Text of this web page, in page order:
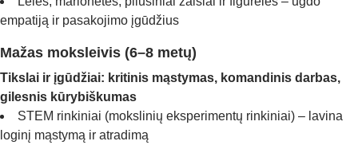
empatiją ir pasakojimo įgūdžius
Mažas moksleivis (6–8 metų)
Tikslai ir įgūdžiai: kritinis mąstymas, komandinis darbas,
gilesnis kūrybiškumas
STEM rinkiniai (mokslinių eksperimentų rinkiniai) – lavina
loginį mąstymą ir atradimą